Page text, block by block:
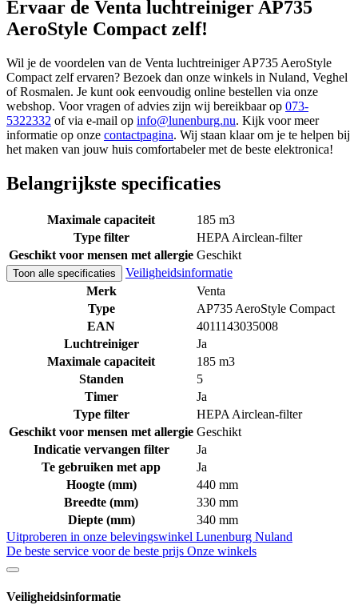
Ervaar de Venta luchtreiniger AP735
AeroStyle Compact zelf!
Wil je de voordelen van de Venta luchtreiniger AP735 AeroStyle
Compact zelf ervaren? Bezoek dan onze winkels in Nuland, Veghel
of Rosmalen. Je kunt ook eenvoudig online bestellen via onze
webshop. Voor vragen of advies zijn wij bereikbaar op 073-
5322332 of via e-mail op info@lunenburg.nu. Kijk voor meer
informatie op onze contactpagina. Wij staan klaar om je te helpen bij
het maken van jouw huis comfortabeler met de beste elektronica!
Belangrijkste specificaties
Maximale capaciteit
185 m3
Type filter
HEPA Airclean-filter
Geschikt voor mensen met allergie Geschikt
Toon alle specificaties
Veiligheidsinformatie
Merk
Venta
Type
AP735 AeroStyle Compact
EAN
4011143035008
Luchtreiniger
Ja
Maximale capaciteit
185 m3
Standen
5
Timer
Ja
Type filter
HEPA Airclean-filter
Geschikt voor mensen met allergie Geschikt
Indicatie vervangen filter
Ja
Te gebruiken met app
Ja
Hoogte (mm)
440 mm
Breedte (mm)
330 mm
Diepte (mm)
340 mm
Uitproberen in onze belevingswinkel Lunenburg Nuland
De beste service voor de beste prijs Onze winkels
Veiligheidsinformatie